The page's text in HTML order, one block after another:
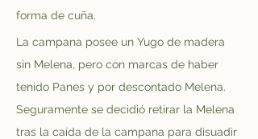
forma de cuña.
La campana posee un Yugo de madera
sin Melena, pero con marcas de haber
tenido Panes y por descontado Melena.
Seguramente se decidió retirar la Melena
tras la caída de la campana para disuadir